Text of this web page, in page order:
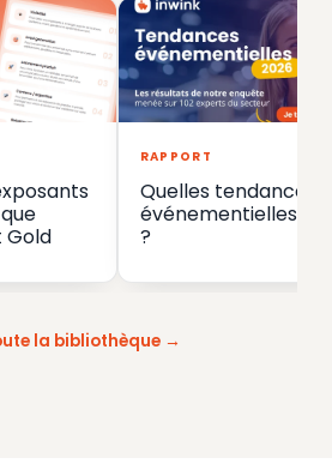
Gold
RAPPORT
Quelles tendances
événementielles en
?
la bibliothèque